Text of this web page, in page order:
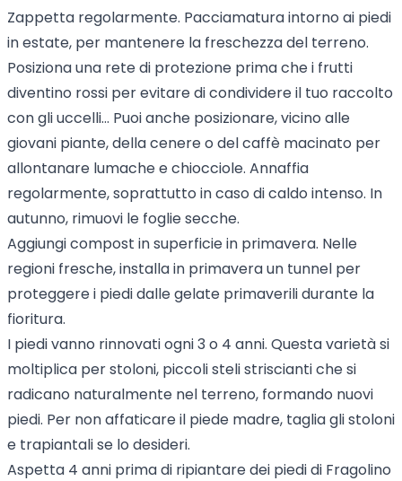
Zappetta regolarmente. Pacciamatura intorno ai piedi
in estate, per mantenere la freschezza del terreno.
Posiziona una rete di protezione prima che i frutti
diventino rossi per evitare di condividere il tuo raccolto
con gli uccelli... Puoi anche posizionare, vicino alle
giovani piante, della cenere o del caffè macinato per
allontanare lumache e chiocciole. Annaffia
regolarmente, soprattutto in caso di caldo intenso. In
autunno, rimuovi le foglie secche.
Aggiungi compost in superficie in primavera. Nelle
regioni fresche, installa in primavera un tunnel per
proteggere i piedi dalle gelate primaverili durante la
fioritura.
I piedi vanno rinnovati ogni 3 o 4 anni. Questa varietà si
moltiplica per stoloni, piccoli steli striscianti che si
radicano naturalmente nel terreno, formando nuovi
piedi. Per non affaticare il piede madre, taglia gli stoloni
e trapiantali se lo desideri.
Aspetta 4 anni prima di ripiantare dei piedi di Fragolino